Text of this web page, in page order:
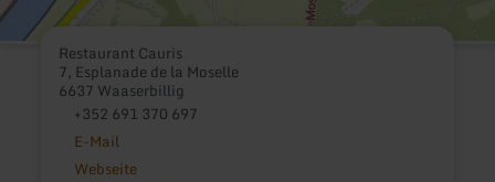
Restaurant Cauris
7, Esplanade de la Moselle
6637 Waaserbillig
+352 691 370 697
E-Mail
Webseite